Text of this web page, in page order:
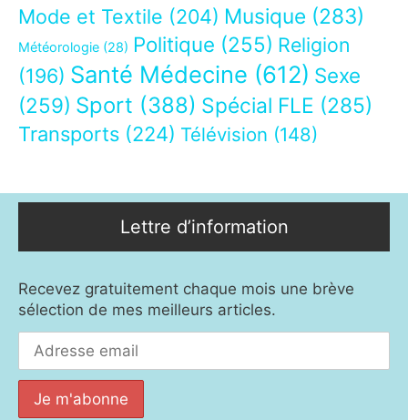
Mode et Textile (204) Musique (283)
Météorologie (28) Politique (255) Religion
(196) Santé Médecine (612) Sexe
(259) Sport (388) Spécial FLE (285)
Transports (224) Télévision (148)
Lettre d’information
Recevez gratuitement chaque mois une brève
sélection de mes meilleurs articles.